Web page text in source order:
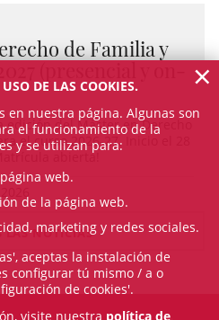
de Familia y
del Máster en Derecho
el curso 2026-27. Inicio el 28
abierta!
LAS NOTICIAS
DE LAS COOKIES.
en nuestra página. Algunas son
el funcionamiento de la
y se utilizan para:
web.
de la página web.
marketing y redes sociales.
aceptas la instalación de
configurar tú mismo / a o
de cookies'.
visite nuestra política de
×